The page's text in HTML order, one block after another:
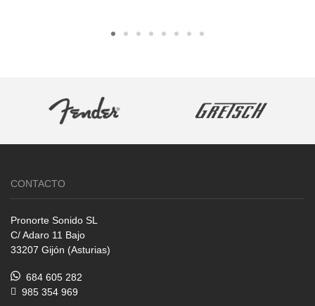
CONTACTO
Pronorte Sonido SL
C/ Adaro 11 Bajo
33207 Gijón (Asturias)
684 605 282
985 354 969